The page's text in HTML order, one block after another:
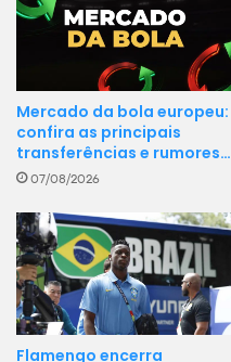
Mercado da bola europeu:
confira as principais
transferências e rumores…
07/08/2026
Flamengo encerra